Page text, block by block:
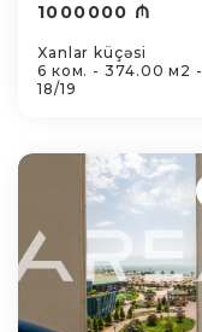
1000000 ₼
Xanlar küçəsi
6 ком. - 374.00 м2 -
18/19